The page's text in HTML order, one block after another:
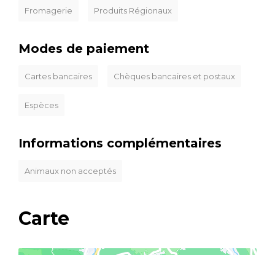
Fromagerie Produits Régionaux
Modes de paiement
Cartes bancaires Chèques bancaires et postaux
Espèces
Informations complémentaires
Animaux non acceptés
Carte